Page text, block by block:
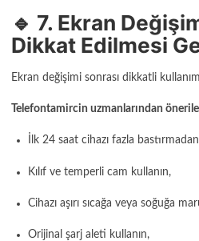
🔹 7. Ekran
Dikkat Edilmesi
Ekran değişimi sonrası dikkatli
Telefontamircin uzmanlarından
İlk 24 saat cihazı fazla
Kılıf ve temperli cam kullanın,
Cihazı aşırı sıcağa veya soğuğa
Orijinal şarj aleti kullanın,